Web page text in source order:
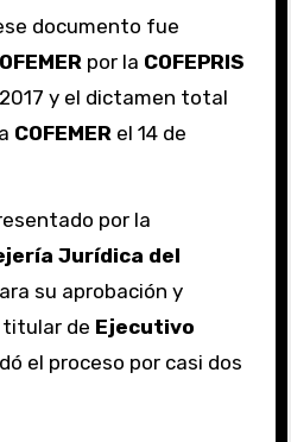
documento fue
por la COFEPRIS
y el dictamen total
COFEMERel 14 de
por la
Jurídica del
su aprobación y
titular de Ejecutivo
el proceso por casi dos